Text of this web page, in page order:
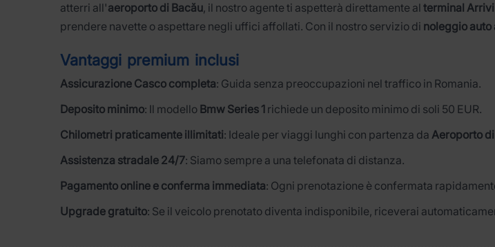
atterri all'aeroporto di Bacău, il nostro agente ti aspetterà direttamente al terminal Arrivi
prendere navette o aspettare negli uffici affollati. Con il nostro servizio di noleggio auto
Vantaggi premium inclusi
Assicurazione Casco completa: Guida senza preoccupazioni nel traffico in Romania.
Deposito minimo: Il modello Bmw Series 1 richiede un deposito minimo di soli 50 EUR.
Chilometri praticamente illimitati: Ideale per viaggi lunghi con partenza da Aeroporto
Assistenza stradale 24/7: Siamo sempre a una telefonata di distanza.
Pagamento online e conferma immediata: Ogni prenotazione è confermata
Upgrade gratuito: Se il veicolo prenotato diventa indisponibile, riceverai